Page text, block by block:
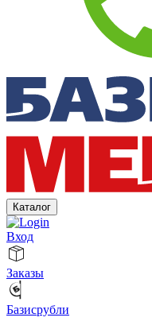
Каталог
Вход
Заказы
Базисрубли